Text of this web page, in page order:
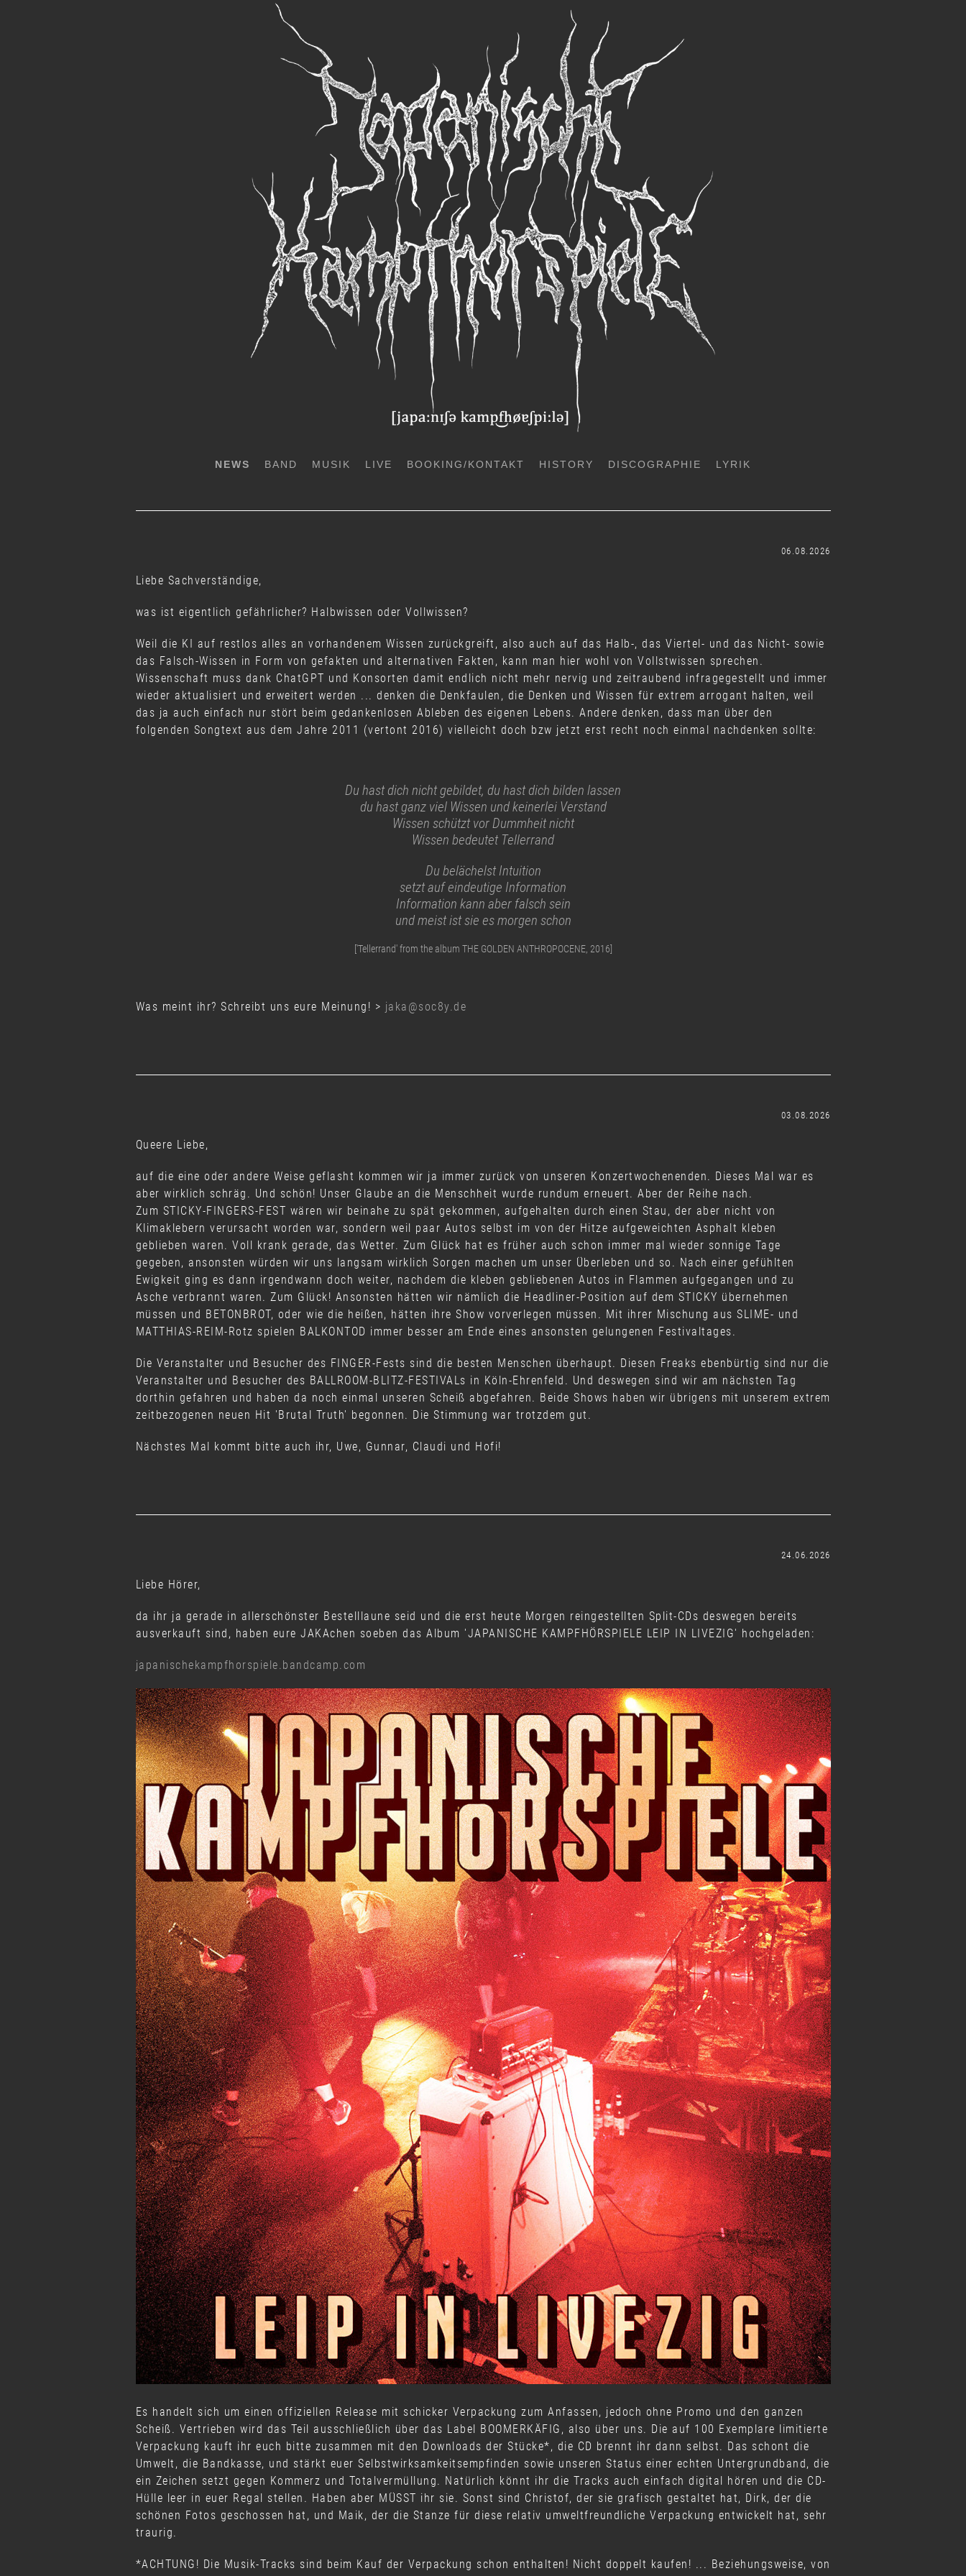
NEWS BAND MUSIK LIVE BOOKING/KONTAKT HISTORY DISCOGRAPHIE LYRIK
06.08.2026
Liebe Sachverständige,
was ist eigentlich gefährlicher? Halbwissen oder Vollwissen?
Weil die KI auf restlos alles an vorhandenem Wissen zurückgreift, also auch auf das Halb-, das Viertel- und das Nicht- sowie
das Falsch-Wissen in Form von gefakten und alternativen Fakten, kann man hier wohl von Vollstwissen sprechen.
Wissenschaft muss dank ChatGPT und Konsorten damit endlich nicht mehr nervig und zeitraubend infragegestellt und immer
wieder aktualisiert und erweitert werden ... denken die Denkfaulen, die Denken und Wissen für extrem arrogant halten, weil
das ja auch einfach nur stört beim gedankenlosen Ableben des eigenen Lebens. Andere denken, dass man über den
folgenden Songtext aus dem Jahre 2011 (vertont 2016) vielleicht doch bzw jetzt erst recht noch einmal nachdenken sollte:
Du hast dich nicht gebildet, du hast dich bilden lassen
du hast ganz viel Wissen und keinerlei Verstand
Wissen schützt vor Dummheit nicht
Wissen bedeutet Tellerrand
Du belächelst Intuition
setzt auf eindeutige Information
Information kann aber falsch sein
und meist ist sie es morgen schon
['Tellerrand' from the album THE GOLDEN ANTHROPOCENE, 2016]
Was meint ihr? Schreibt uns eure Meinung! > jaka@soc8y.de
03.08.2026
Queere Liebe,
auf die eine oder andere Weise geflasht kommen wir ja immer zurück von unseren Konzertwochenenden. Dieses Mal war es
aber wirklich schräg. Und schön! Unser Glaube an die Menschheit wurde rundum erneuert. Aber der Reihe nach.
Zum STICKY-FINGERS-FEST wären wir beinahe zu spät gekommen, aufgehalten durch einen Stau, der aber nicht von
Klimaklebern verursacht worden war, sondern weil paar Autos selbst im von der Hitze aufgeweichten Asphalt kleben
geblieben waren. Voll krank gerade, das Wetter. Zum Glück hat es früher auch schon immer mal wieder sonnige Tage
gegeben, ansonsten würden wir uns langsam wirklich Sorgen machen um unser Überleben und so. Nach einer gefühlten
Ewigkeit ging es dann irgendwann doch weiter, nachdem die kleben gebliebenen Autos in Flammen aufgegangen und zu
Asche verbrannt waren. Zum Glück! Ansonsten hätten wir nämlich die Headliner-Position auf dem STICKY übernehmen
müssen und BETONBROT, oder wie die heißen, hätten ihre Show vorverlegen müssen. Mit ihrer Mischung aus SLIME- und
MATTHIAS-REIM-Rotz spielen BALKONTOD immer besser am Ende eines ansonsten gelungenen Festivaltages.
Die Veranstalter und Besucher des FINGER-Fests sind die besten Menschen überhaupt. Diesen Freaks ebenbürtig sind nur die
Veranstalter und Besucher des BALLROOM-BLITZ-FESTIVALs in Köln-Ehrenfeld. Und deswegen sind wir am nächsten Tag
dorthin gefahren und haben da noch einmal unseren Scheiß abgefahren. Beide Shows haben wir übrigens mit unserem extrem
zeitbezogenen neuen Hit 'Brutal Truth' begonnen. Die Stimmung war trotzdem gut.
Nächstes Mal kommt bitte auch ihr, Uwe, Gunnar, Claudi und Hofi!
24.06.2026
Liebe Hörer,
da ihr ja gerade in allerschönster Bestelllaune seid und die erst heute Morgen reingestellten Split-CDs deswegen bereits
ausverkauft sind, haben eure JAKAchen soeben das Album 'JAPANISCHE KAMPFHÖRSPIELE LEIP IN LIVEZIG' hochgeladen:
japanischekampfhorspiele.bandcamp.com
Es handelt sich um einen offiziellen Release mit schicker Verpackung zum Anfassen, jedoch ohne Promo und den ganzen
Scheiß. Vertrieben wird das Teil ausschließlich über das Label BOOMERKÄFIG, also über uns. Die auf 100 Exemplare limitierte
Verpackung kauft ihr euch bitte zusammen mit den Downloads der Stücke*, die CD brennt ihr dann selbst. Das schont die
Umwelt, die Bandkasse, und stärkt euer Selbstwirksamkeitsempfinden sowie unseren Status einer echten Untergrundband, die
ein Zeichen setzt gegen Kommerz und Totalvermüllung. Natürlich könnt ihr die Tracks auch einfach digital hören und die CD-
Hülle leer in euer Regal stellen. Haben aber MÜSST ihr sie. Sonst sind Christof, der sie grafisch gestaltet hat, Dirk, der die
schönen Fotos geschossen hat, und Maik, der die Stanze für diese relativ umweltfreundliche Verpackung entwickelt hat, sehr
traurig.
*ACHTUNG! Die Musik-Tracks sind beim Kauf der Verpackung schon enthalten! Nicht doppelt kaufen! ... Beziehungsweise, von